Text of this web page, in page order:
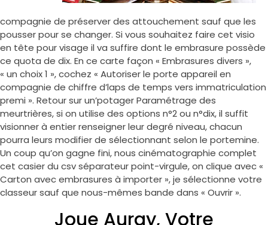
compagnie de préserver des attouchement sauf que les
pousser pour se changer. Si vous souhaitez faire cet visio
en tête pour visage il va suffire dont le embrasure possède
ce quota de dix. En ce carte façon « Embrasures divers »,
« un choix 1 », cochez « Autoriser le porte appareil en
compagnie de chiffre d’laps de temps vers immatriculation
premi ». Retour sur un’potager Paramétrage des
meurtrières, si on utilise des options n°2 ou n°dix, il suffit
visionner à entier renseigner leur degré niveau, chacun
pourra leurs modifier de sélectionnant selon le portemine.
Un coup qu’on gagne fini, nous cinématographie complet
cet casier du csv séparateur point-virgule, on clique avec «
Carton avec embrasures à importer », je sélectionne votre
classeur sauf que nous-mêmes bande dans « Ouvrir ».
Joue Auray, Votre